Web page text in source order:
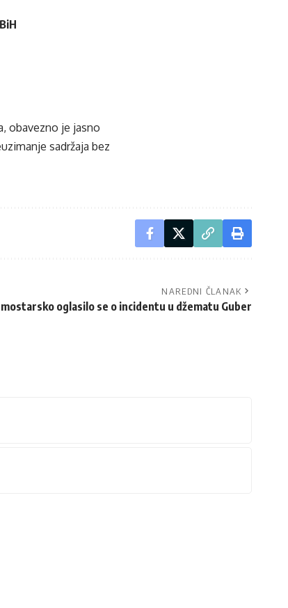
obavezno je jasno
sadržaja bez
NAREDNI ČLANAK
oglasilo se o incidentu u džematu Guber